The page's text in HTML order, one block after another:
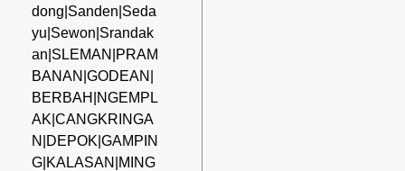
dong|Sanden|Seda
yu|Sewon|Srandak
an|SLEMAN|PRAM
BANAN|GODEAN|
BERBAH|NGEMPL
AK|CANGKRINGA
N|DEPOK|GAMPIN
G|KALASAN|MING